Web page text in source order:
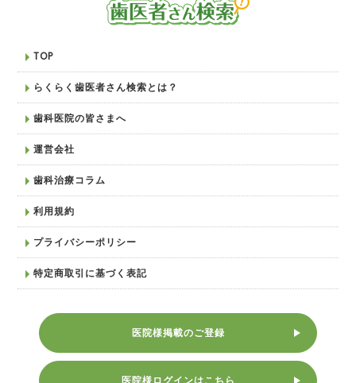
TOP
らくらく歯医者さん検索とは？
歯科医院の皆さまへ
運営会社
歯科治療コラム
利用規約
プライバシーポリシー
特定商取引に基づく表記
医院様掲載のご登録